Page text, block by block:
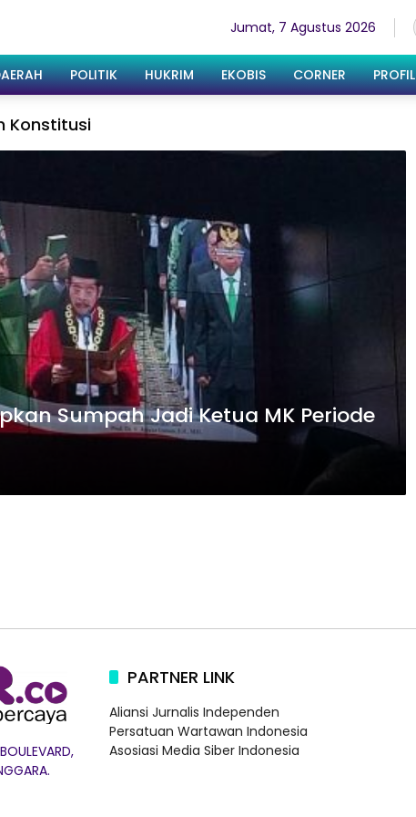
Jumat, 7 Agustus 2026
POLITIK HUKRIM EKOBIS CORNER PROFIL
Konstitusi
Sumpah Jadi Ketua MK Periode
PARTNER LINK
Aliansi Jurnalis Independen
Persatuan Wartawan Indonesia
Asosiasi Media Siber Indonesia